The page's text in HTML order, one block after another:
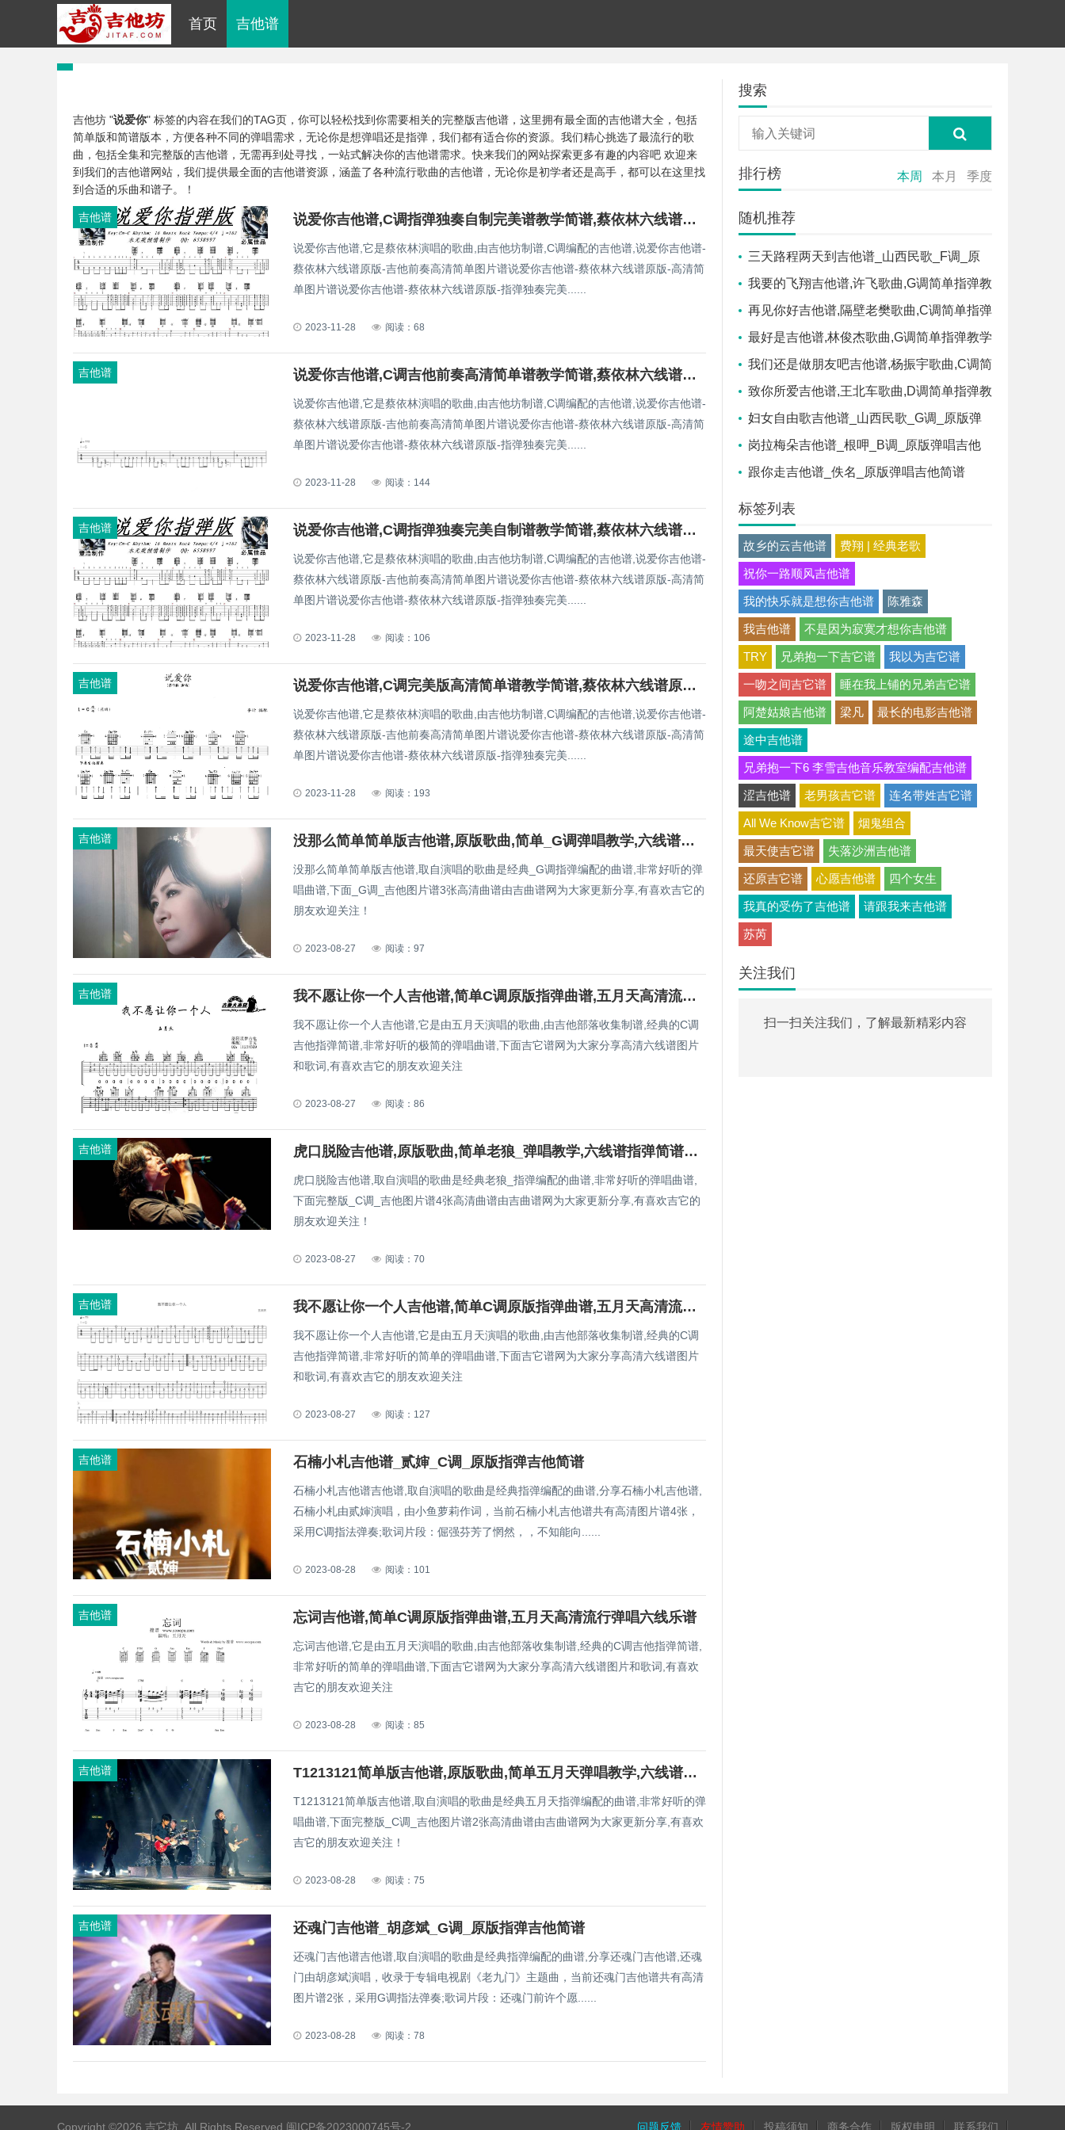
首页 吉他谱
吉他坊 "说爱你" 标签的内容在我们的TAG页，你可以轻松找到你需要相关的完整版吉他谱，这里拥有最全面的吉他谱大全，包括
简单版和简谱版本，方便各种不同的弹唱需求，无论你是想弹唱还是指弹，我们都有适合你的资源。我们精心挑选了最流行的歌
曲，包括全集和完整版的吉他谱，无需再到处寻找，一站式解决你的吉他谱需求。快来我们的网站探索更多有趣的内容吧 欢迎来
到我们的吉他谱网站，我们提供最全面的吉他谱资源，涵盖了各种流行歌曲的吉他谱，无论你是初学者还是高手，都可以在这里找
到合适的乐曲和谱子。！
吉他谱 说爱你吉他谱,C调指弹独奏自制完美谱教学简谱,蔡依林六线谱原版六线谱图片
说爱你吉他谱,它是蔡依林演唱的歌曲,由吉他坊制谱,C调编配的吉他谱,说爱你吉他谱-
蔡依林六线谱原版-吉他前奏高清简单图片谱说爱你吉他谱-蔡依林六线谱原版-高清简
单图片谱说爱你吉他谱-蔡依林六线谱原版-指弹独奏完美......
2023-11-28 阅读：68
吉他谱 说爱你吉他谱,C调吉他前奏高清简单谱教学简谱,蔡依林六线谱原版六线谱图片
说爱你吉他谱,它是蔡依林演唱的歌曲,由吉他坊制谱,C调编配的吉他谱,说爱你吉他谱-
蔡依林六线谱原版-吉他前奏高清简单图片谱说爱你吉他谱-蔡依林六线谱原版-高清简
单图片谱说爱你吉他谱-蔡依林六线谱原版-指弹独奏完美......
2023-11-28 阅读：144
吉他谱 说爱你吉他谱,C调指弹独奏完美自制谱教学简谱,蔡依林六线谱原版六线谱图片
说爱你吉他谱,它是蔡依林演唱的歌曲,由吉他坊制谱,C调编配的吉他谱,说爱你吉他谱-
蔡依林六线谱原版-吉他前奏高清简单图片谱说爱你吉他谱-蔡依林六线谱原版-高清简
单图片谱说爱你吉他谱-蔡依林六线谱原版-指弹独奏完美......
2023-11-28 阅读：106
吉他谱 说爱你吉他谱,C调完美版高清简单谱教学简谱,蔡依林六线谱原版六线谱图片
说爱你吉他谱,它是蔡依林演唱的歌曲,由吉他坊制谱,C调编配的吉他谱,说爱你吉他谱-
蔡依林六线谱原版-吉他前奏高清简单图片谱说爱你吉他谱-蔡依林六线谱原版-高清简
单图片谱说爱你吉他谱-蔡依林六线谱原版-指弹独奏完美......
2023-11-28 阅读：193
吉他谱 没那么简单简单版吉他谱,原版歌曲,简单_G调弹唱教学,六线谱指弹简谱_G调_吉他图片谱3张图
没那么简单简单版吉他谱,取自演唱的歌曲是经典_G调指弹编配的曲谱,非常好听的弹
唱曲谱,下面_G调_吉他图片谱3张高清曲谱由吉曲谱网为大家更新分享,有喜欢吉它的
朋友欢迎关注！
2023-08-27 阅读：97
吉他谱 我不愿让你一个人吉他谱,简单C调原版指弹曲谱,五月天高清流行弹唱六线乐谱
我不愿让你一个人吉他谱,它是由五月天演唱的歌曲,由吉他部落收集制谱,经典的C调
吉他指弹简谱,非常好听的极简的弹唱曲谱,下面吉它谱网为大家分享高清六线谱图片
和歌词,有喜欢吉它的朋友欢迎关注
2023-08-27 阅读：86
吉他谱 虎口脱险吉他谱,原版歌曲,简单老狼_弹唱教学,六线谱指弹简谱完整版_C调_吉他图片谱4张图
虎口脱险吉他谱,取自演唱的歌曲是经典老狼_指弹编配的曲谱,非常好听的弹唱曲谱,
下面完整版_C调_吉他图片谱4张高清曲谱由吉曲谱网为大家更新分享,有喜欢吉它的
朋友欢迎关注！
2023-08-27 阅读：70
吉他谱 我不愿让你一个人吉他谱,简单C调原版指弹曲谱,五月天高清流行弹唱原版六线乐谱
我不愿让你一个人吉他谱,它是由五月天演唱的歌曲,由吉他部落收集制谱,经典的C调
吉他指弹简谱,非常好听的简单的弹唱曲谱,下面吉它谱网为大家分享高清六线谱图片
和歌词,有喜欢吉它的朋友欢迎关注
2023-08-27 阅读：127
吉他谱 石楠小札吉他谱_贰婶_C调_原版指弹吉他简谱
石楠小札吉他谱吉他谱,取自演唱的歌曲是经典指弹编配的曲谱,分享石楠小札吉他谱,
石楠小札由贰婶演唱，由小鱼萝莉作词，当前石楠小札吉他谱共有高清图片谱4张，
采用C调指法弹奏;歌词片段：倔强芬芳了惘然，，不知能向......
2023-08-28 阅读：101
吉他谱 忘词吉他谱,简单C调原版指弹曲谱,五月天高清流行弹唱六线乐谱
忘词吉他谱,它是由五月天演唱的歌曲,由吉他部落收集制谱,经典的C调吉他指弹简谱,
非常好听的简单的弹唱曲谱,下面吉它谱网为大家分享高清六线谱图片和歌词,有喜欢
吉它的朋友欢迎关注
2023-08-28 阅读：85
吉他谱 T1213121简单版吉他谱,原版歌曲,简单五月天弹唱教学,六线谱指弹简谱完整版_C调_吉他图片谱2张图
T1213121简单版吉他谱,取自演唱的歌曲是经典五月天指弹编配的曲谱,非常好听的弹
唱曲谱,下面完整版_C调_吉他图片谱2张高清曲谱由吉曲谱网为大家更新分享,有喜欢
吉它的朋友欢迎关注！
2023-08-28 阅读：75
吉他谱 还魂门吉他谱_胡彦斌_G调_原版指弹吉他简谱
还魂门吉他谱吉他谱,取自演唱的歌曲是经典指弹编配的曲谱,分享还魂门吉他谱,还魂
门由胡彦斌演唱，收录于专辑电视剧《老九门》主题曲，当前还魂门吉他谱共有高清
图片谱2张，采用G调指法弹奏;歌词片段：还魂门前许个愿......
2023-08-28 阅读：78
搜索
排行榜 本周 本月 季度
随机推荐
三天路程两天到吉他谱_山西民歌_F调_原
版弹唱吉他简谱
我要的飞翔吉他谱,许飞歌曲,G调简单指弹教
学简谱,无限延音版六线谱图片
再见你好吉他谱,隔壁老樊歌曲,C调简单指弹
教学简谱,网络转载版六线谱图片
最好是吉他谱,林俊杰歌曲,G调简单指弹教学
简谱,网络转载版六线谱图片
我们还是做朋友吧吉他谱,杨振宇歌曲,C调简
单指弹教学简谱,革命吉他版六线谱图片
致你所爱吉他谱,王北车歌曲,D调简单指弹教
学简谱,齐歌吉他版六线谱图片
妇女自由歌吉他谱_山西民歌_G调_原版弹
唱吉他简谱
岗拉梅朵吉他谱_根呷_B调_原版弹唱吉他
简谱
跟你走吉他谱_佚名_原版弹唱吉他简谱
标签列表
故乡的云吉他谱 费翔 | 经典老歌
祝你一路顺风吉他谱
我的快乐就是想你吉他谱 陈雅森
我吉他谱 不是因为寂寞才想你吉他谱
TRY 兄弟抱一下吉它谱 我以为吉它谱
一吻之间吉它谱 睡在我上铺的兄弟吉它谱
阿楚姑娘吉他谱 梁凡 最长的电影吉他谱
途中吉他谱
兄弟抱一下6 李雪吉他音乐教室编配吉他谱
涩吉他谱 老男孩吉它谱 连名带姓吉它谱
All We Know吉它谱 烟鬼组合
最天使吉它谱 失落沙洲吉他谱
还原吉它谱 心愿吉他谱 四个女生
我真的受伤了吉他谱 请跟我来吉他谱
苏芮
关注我们
扫一扫关注我们，了解最新精彩内容
问题反馈 友情赞助 投稿须知 商务合作 版权申明 联系我们
Copyright ©2026 吉它坊 , All Rights Reserved. 闽ICP备2023000745号-2